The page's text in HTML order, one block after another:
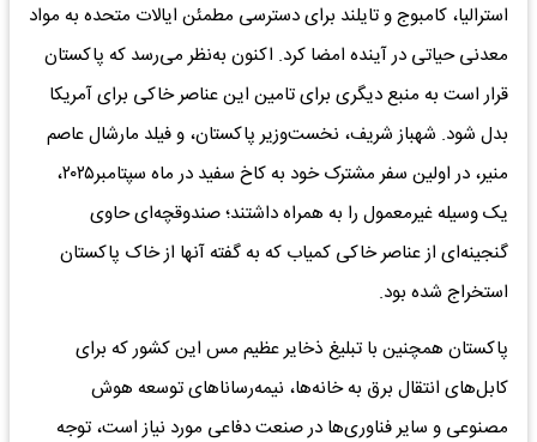
استرالیا، کامبوج و تایلند برای دسترسی مطمئن ایالات متحده به مواد
معدنی حیاتی در آینده امضا کرد. اکنون به‌نظر می‌رسد که پاکستان
قرار است به منبع دیگری برای تامین این عناصر خاکی برای آمریکا
بدل شود. شهباز شریف، نخست‌وزیر پاکستان، و فیلد مارشال عاصم
منیر، در اولین سفر مشترک خود به کاخ سفید در ماه سپتامبر۲۰۲۵،
یک وسیله غیرمعمول را به همراه داشتند؛ صندوقچه‌ای حاوی
گنجینه‌ای از عناصر خاکی کمیاب که به گفته آنها از خاک پاکستان
استخراج شده بود.
پاکستان همچنین با تبلیغ ذخایر عظیم مس این کشور که برای
کابل‌های انتقال برق به خانه‌ها، نیمه‌رساناهای توسعه هوش
مصنوعی و سایر فناوری‌ها در صنعت دفاعی مورد نیاز است، توجه